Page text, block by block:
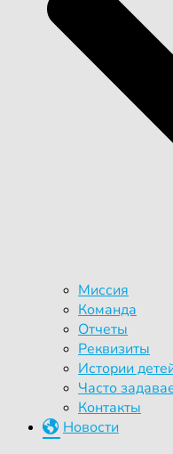
Миссия
Команда
Отчеты
Реквизиты
Истории
Часто
Контакты
Новости